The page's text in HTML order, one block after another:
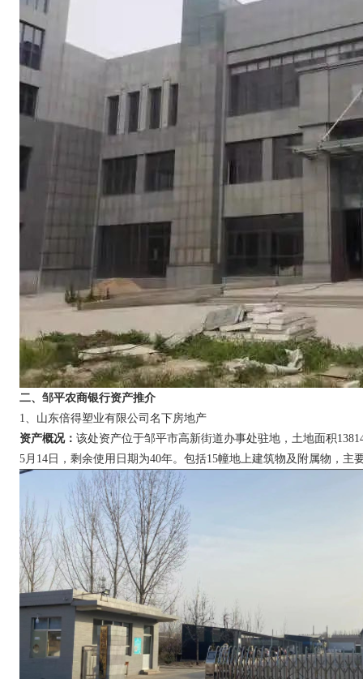
二、邹平农商银行资产推介
1、山东倍得塑业有限公司名下房地产
资产概况： 该处资产位于邹平市高新街道办事处驻地，土地面积
5月14日，剩余使用日期为40年。包括15幢地上建筑物及附属物，